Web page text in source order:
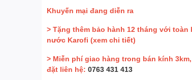
Khuyến mại đang diễn ra
> Tặng thêm bảo hành 12 tháng với toàn
nước Karofi (xem chi tiết)
> Miễn phí giao hàng trong bán kính
đặt liên hệ: 0763 431 413